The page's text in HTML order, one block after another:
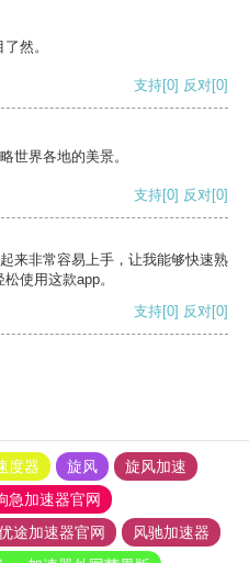
然。
支持[0] 反对[0]
世界各地的美景。
支持[0] 反对[0]
来非常容易上手，让我能够快速熟
使用这款app。
支持[0] 反对[0]
度器 旋风
旋风加速
急加速器官网
途加速器官网
风驰加速器